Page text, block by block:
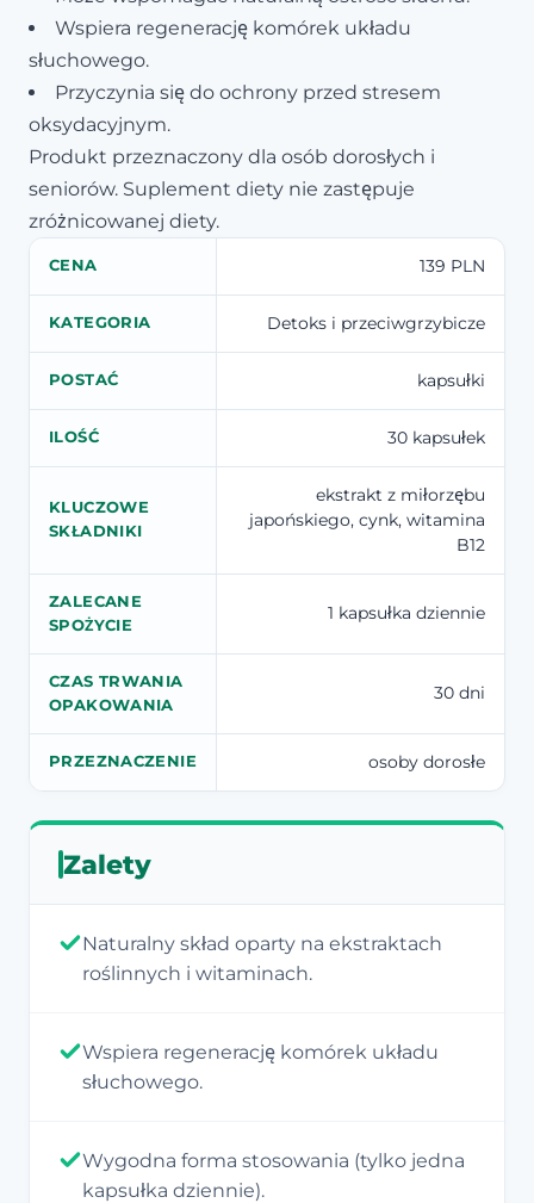
Wspiera regenerację komórek układu
słuchowego.
Przyczynia się do ochrony przed stresem
oksydacyjnym.
Produkt przeznaczony dla osób dorosłych i
seniorów. Suplement diety nie zastępuje
zróżnicowanej diety.
CENA 139 PLN
KATEGORIA Detoks i przeciwgrzybicze
POSTAĆ kapsułki
ILOŚĆ 30 kapsułek
KLUCZOWE
SKŁADNIKI
ekstrakt z miłorzębu
japońskiego, cynk, witamina
B12
ZALECANE
SPOŻYCIE
1 kapsułka dziennie
CZAS TRWANIA
OPAKOWANIA
30 dni
PRZEZNACZENIE osoby dorosłe
Zalety
Naturalny skład oparty na ekstraktach
roślinnych i witaminach.
Wspiera regenerację komórek układu
słuchowego.
Wygodna forma stosowania (tylko jedna
kapsułka dziennie).